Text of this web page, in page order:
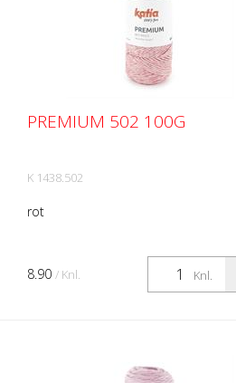
PREMIUM 502 100G
K 1438.502
rot
Knl.
8.90 / Knl.